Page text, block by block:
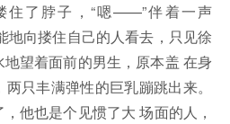
住了脖子，“嗯——”伴着一声
地向搂住自己的人看去，只见徐
望着面前的男生，原本盖 在身
只丰满弹性的巨乳蹦跳出来。
他也是个见惯了大 场面的人，